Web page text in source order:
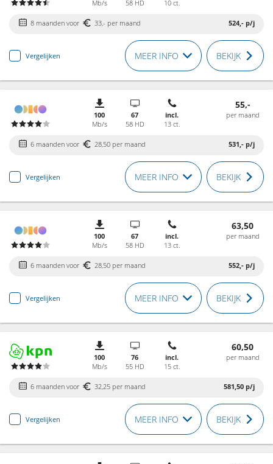
Mb/s 58 HD 10 ct.
8 maanden voor 33,- per maand 524,- p/j
Vergelijken MEER INFO BEKIJK
100
Mb/s
67
58 HD
incl.
13 ct.
55,-
per maand
6 maanden voor 28,50 per maand 531,- p/j
Vergelijken MEER INFO BEKIJK
100
Mb/s
67
58 HD
incl.
13 ct.
63,50
per maand
6 maanden voor 28,50 per maand 552,- p/j
Vergelijken MEER INFO BEKIJK
100
Mb/s
76
55 HD
incl.
15 ct.
60,50
per maand
6 maanden voor 32,25 per maand 581,50 p/j
Vergelijken MEER INFO BEKIJK